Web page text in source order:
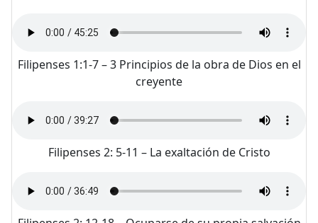
Filipenses 1:1-7 – 3 Principios de la obra de Dios en el
creyente
Filipenses 2: 5-11 – La exaltación de Cristo